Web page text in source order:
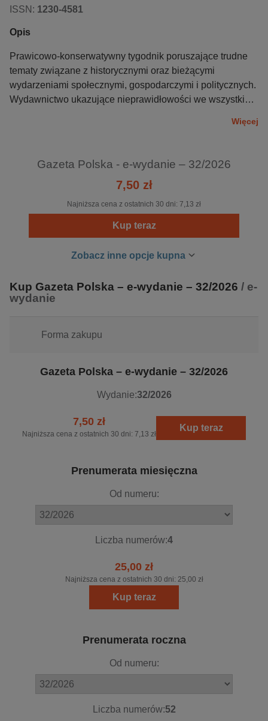
ISSN: 1230-4581
Opis
Prawicowo-konserwatywny tygodnik poruszające trudne
tematy związane z historycznymi oraz bieżącymi
wydarzeniami społecznymi, gospodarczymi i politycznych.
Wydawnictwo ukazujące nieprawidłowości we wszystkich
Więcej
Gazeta Polska - e-wydanie – 32/2026
7,50 zł
Najniższa cena z ostatnich 30 dni: 7,13 zł
Kup teraz
Zobacz inne opcje kupna
Kup Gazeta Polska – e-wydanie – 32/2026 / e-
wydanie
Forma zakupu
Gazeta Polska – e-wydanie – 32/2026
Wydanie:32/2026
7,50 zł
Najniższa cena z ostatnich 30 dni: 7,13 zł
Kup teraz
Prenumerata miesięczna
Od numeru:
Liczba numerów:4
25,00 zł
Najniższa cena z ostatnich 30 dni: 25,00 zł
Kup teraz
Prenumerata roczna
Od numeru:
Liczba numerów:52